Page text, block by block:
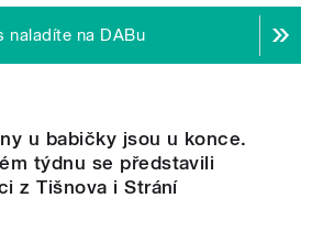
naladíte na DABu
u babičky jsou u konce.
týdnu se představili
z Tišnova i Strání